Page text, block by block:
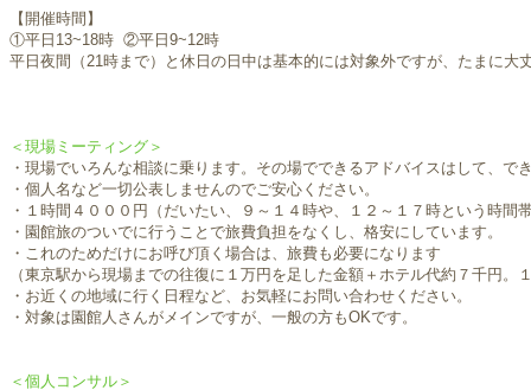
【開催時間】
①平日13~18時 ②平日9~12時
平日夜間（21時まで）と 休日の日中は基本的には対象外ですが、たまに大
＜現場ミーティング＞
・現場でいろんな相談に乗ります。その場でできるアドバイスはして、で
・個人名など一切公表しませんのでご安心ください。
・１時間４０００円（だいたい、９～１４時や、１２～１７時という時間
・園館旅のついでに行うことで旅費負担をなくし、格安にしています。
・これのためだけにお呼び頂く場合は、旅費も必要になります
（東京駅から現場までの往復に１万円を足した金額＋ホテル代約７千円
・お近くの地域に行く日程など、お気軽にお問い合わせください。
・対象は園館人さんがメインですが、一般の方もOKです。
＜個人コンサル＞